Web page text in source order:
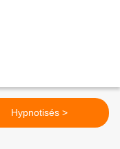
Hypnotisés >